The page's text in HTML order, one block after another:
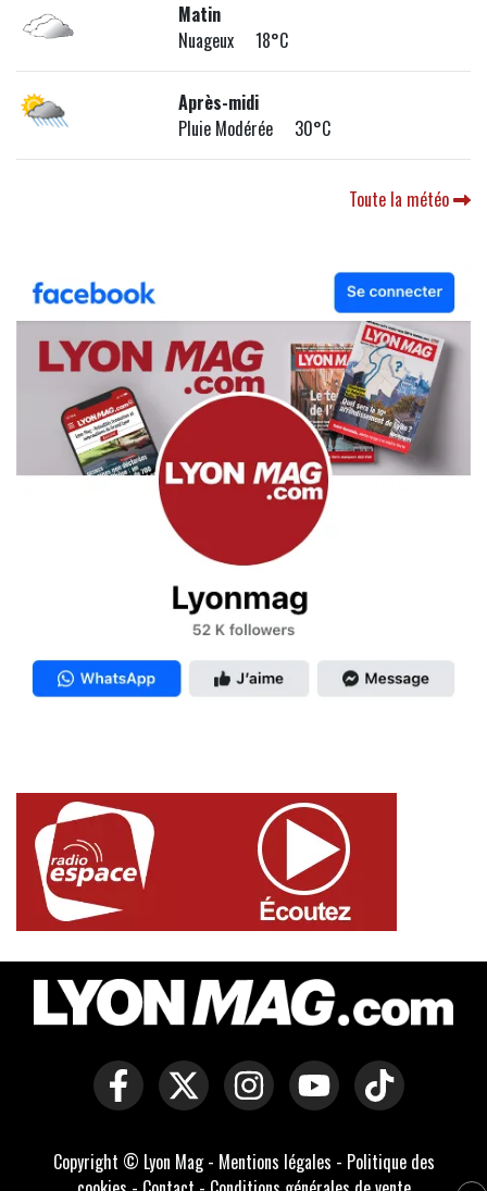
Matin
Nuageux 18°C
Après-midi
Pluie Modérée 30°C
Toute la météo
Copyright © Lyon Mag - Mentions légales - Politique des